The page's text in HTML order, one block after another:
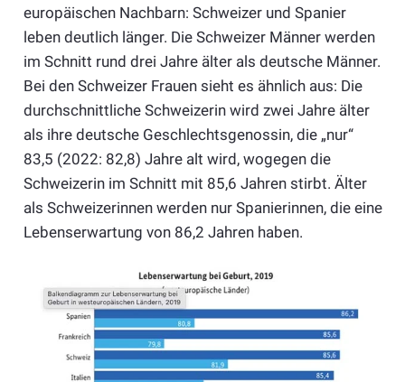
europäischen Nachbarn: Schweizer und Spanier
leben deutlich länger. Die Schweizer Männer werden
im Schnitt rund drei Jahre älter als deutsche Männer.
Bei den Schweizer Frauen sieht es ähnlich aus: Die
durchschnittliche Schweizerin wird zwei Jahre älter
als ihre deutsche Geschlechtsgenossin, die „nur“
83,5 (2022: 82,8) Jahre alt wird, wogegen die
Schweizerin im Schnitt mit 85,6 Jahren stirbt. Älter
als Schweizerinnen werden nur Spanierinnen, die eine
Lebenserwartung von 86,2 Jahren haben.